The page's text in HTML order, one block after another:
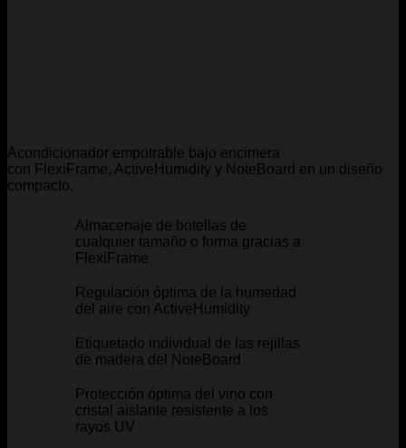
Acondicionador empotrable bajo encimera
con FlexiFrame, ActiveHumidity y NoteBoard en un diseño
compacto.
Almacenaje de botellas de
cualquier tamaño o forma gracias a
FlexiFrame
Regulación óptima de la humedad
del aire con ActiveHumidity
Etiquetado individual de las rejillas
de madera del NoteBoard
Protección óptima del vino con
cristal aislante resistente a los
rayos UV